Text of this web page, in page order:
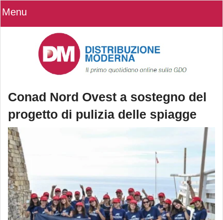
Menu
Conad Nord Ovest a sostegno del
progetto di pulizia delle spiagge